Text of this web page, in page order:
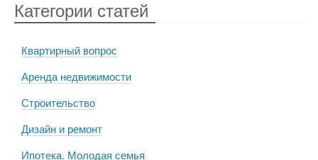
Категории статей
Квартирный вопрос
Аренда недвижимости
Строительство
Дизайн и ремонт
Ипотека. Молодая семья